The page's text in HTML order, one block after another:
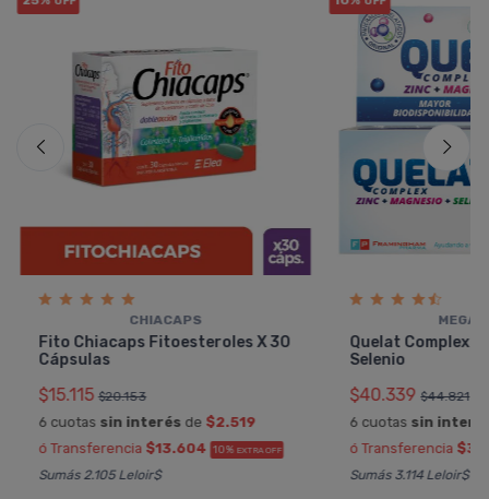
CHIACAPS
Fito Chiacaps Fitoesteroles X 30
Cápsulas
$15.115 $20.153
6 cuotas sin interésde $2.519
ó Transferencia $13.604 10% EXTRA OFF
Sumás 2.105 Leloir$
Quelat Complex
Selenio
$40.339 $44.821
6 cuotas sin
ó Transferencia
Sumás 3.114 Leloir$